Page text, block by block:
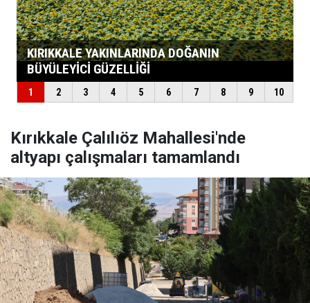
Kırıkkale Çalılıöz Mahallesi'nde
altyapı çalışmaları tamamlandı